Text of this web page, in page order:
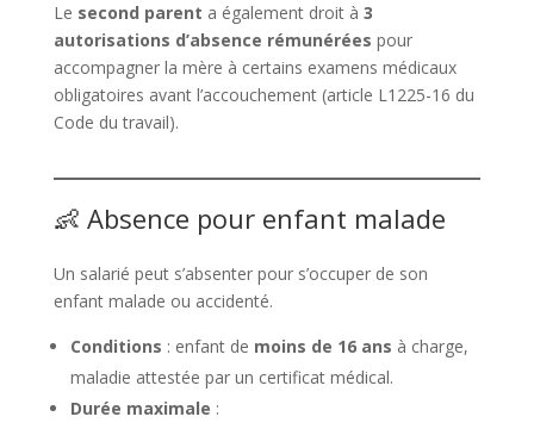
Le second parent a également droit à 3
autorisations d’absence rémunérées pour
accompagner la mère à certains examens médicaux
obligatoires avant l’accouchement (article L1225-16 du
Code du travail).
👶 Absence pour enfant malade
Un salarié peut s’absenter pour s’occuper de son
enfant malade ou accidenté.
Conditions : enfant de moins de 16 ans à charge,
maladie attestée par un certificat médical.
Durée maximale :